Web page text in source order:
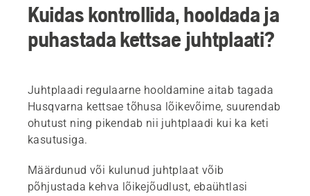
Kuidas kontrollida, hooldada ja
puhastada kettsae juhtplaati?
Juhtplaadi regulaarne hooldamine aitab tagada
Husqvarna kettsae tõhusa lõikevõime, suurendab
ohutust ning pikendab nii juhtplaadi kui ka keti
kasutusiga.
Määrdunud või kulunud juhtplaat võib
põhjustada kehva lõikejõudlust, ebaühtlasi